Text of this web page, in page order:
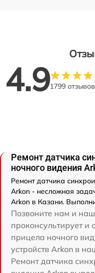
4.91799 отзывов
Ремонт датчика
ночного видения
Ремонт датчика
Arkon - несложная
Arkon в Казани.
Позвоните нам и
проконсультирует и
прицела ночного
устройств Arkon в
Ремонт датчика